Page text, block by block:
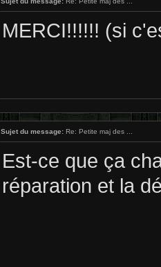
MERCI!!!!!! (si
Sujet du message: Re: Petite maj des ...
Est-ce que ça
réparation et la